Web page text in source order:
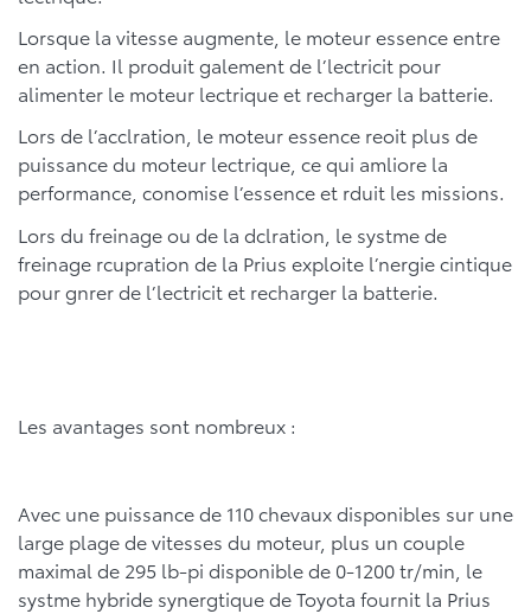
Lorsque la vitesse augmente, le moteur essence entre
en action. Il produit galement de l’lectricit pour
alimenter le moteur lectrique et recharger la batterie.
Lors de l’acclration, le moteur essence reoit plus de
puissance du moteur lectrique, ce qui amliore la
performance, conomise l’essence et rduit les missions.
Lors du freinage ou de la dclration, le systme de
freinage rcupration de la Prius exploite l’nergie cintique
pour gnrer de l’lectricit et recharger la batterie.
Les avantages sont nombreux :
Avec une puissance de 110 chevaux disponibles sur une
large plage de vitesses du moteur, plus un couple
maximal de 295 lb-pi disponible de 0-1200 tr/min, le
systme hybride synergtique de Toyota fournit la Prius